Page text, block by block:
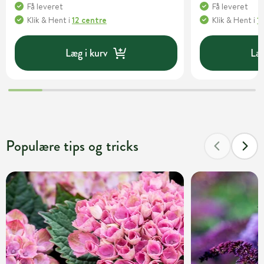
Få leveret
Klik & Hent i 12 centre
Læg i kurv
Få leveret
Klik & Hent i
Populære tips og tricks